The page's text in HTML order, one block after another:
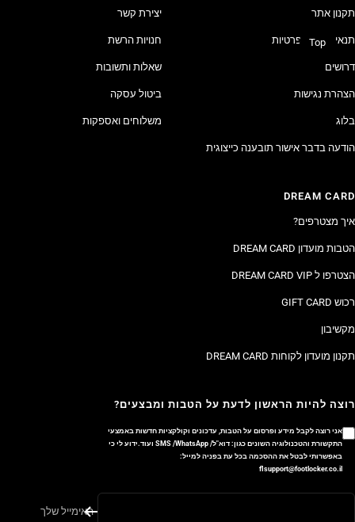
תקנון אתר
תנאי שימוש ופרטיות
דרושים
הצהרת נגישות
בלוג
הודעה בדבר אישור תובענה כייצוגית
יצירת קשר
חנויות הרשת
שאלות ותשובות
ביטול עסקה
משלוחים ואספקות
DREAM CARD
איך מצטרפים?
הטבות מועדון DREAM CARD
הצטרפו ל DREAM CARD VIP
רכוש GIFT CARD
מקשיבון
תקנון מועדון לקוחות DREAM CARD
רוצה להיות הראשון לדעת על הטבות ומבצעים?
אני רוצה לקבל מידע ופרסום על הטבות, עדכונים וקולקציות חדשות באמצעי
התקשורת והטכנולוגיה השונים כגון: דוא"ל/ SMS /WhatsApp ועוד.ידוע לי כי
באפשרותי לבטל את ההסכמה בכל עת בפניה למייל:
flsupport@footlocker.co.il
האימייל שלך
Top